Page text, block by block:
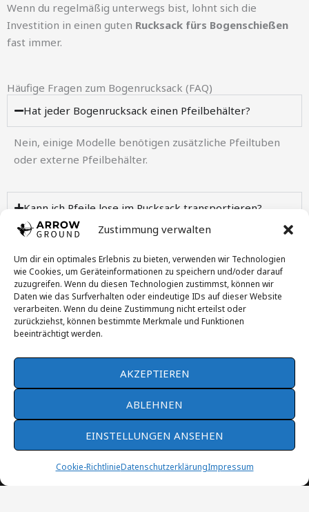
Zustimmung verwalten
Um dir ein optimales Erlebnis zu bieten, verwenden wir Technologien
wie Cookies, um Geräteinformationen zu speichern und/oder darauf
zuzugreifen. Wenn du diesen Technologien zustimmst, können wir
Daten wie das Surfverhalten oder eindeutige IDs auf dieser Website
verarbeiten. Wenn du deine Zustimmung nicht erteilst oder
zurückziehst, können bestimmte Merkmale und Funktionen
beeinträchtigt werden.
AKZEPTIEREN
ABLEHNEN
EINSTELLUNGEN ANSEHEN
Cookie-RichtlinieDatenschutzerklärungImpressum
Wenn du regelmäßig unterwegs bist, lohnt sich die
Investition in einen guten Rucksack fürs Bogenschießen
fast immer.
Häufige Fragen zum Bogenrucksack (FAQ)
Hat jeder Bogenrucksack einen Pfeilbehälter?
Nein, einige Modelle benötigen zusätzliche Pfeiltuben
oder externe Pfeilbehälter.
Kann ich Pfeile lose im Rucksack transportieren?
Reicht ein günstiger Bogenrucksack für den Einstieg?
Transparenz:Alle mit einem * gekennzeichneten Links
sind Affiliate-Links. Wenn du über einen solchen Link
einkaufst, erhalten wir eine kleine Provision. Für dich
entstehen dadurch keine zusätzlichen Kosten.
Du willst einfach mal den Bogen spannen?
ArrowGround ist dein Platz für Infos, Tipps & Inspiration
Instagram Pinterest